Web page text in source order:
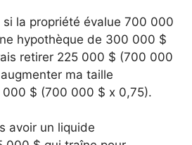
si la propriété évalue 700 000
hypothèque de 300 000 $
retirer 225 000 $ (700 000
ma taille
000 $ (700 000 $ x 0,75).
avoir un liquide